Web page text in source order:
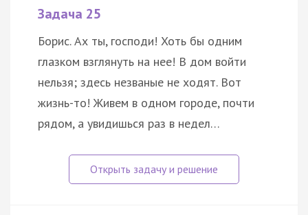
Задача 25
Борис. Ах ты, господи! Хоть бы одним
глазком взглянуть на нее! В дом войти
нельзя; здесь незваные не ходят. Вот
жизнь-то! Живем в одном городе, почти
рядом, а увидишься раз в недел…